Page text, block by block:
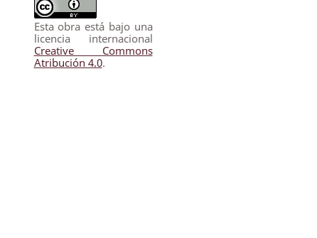
Esta obra está bajo una
licencia internacional
Creative Commons
Atribución 4.0.